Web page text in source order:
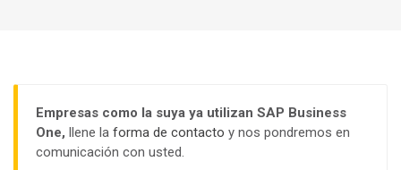
Empresas como la suya ya utilizan SAP Business
One, llene la forma de contacto y nos pondremos en
comunicación con usted.